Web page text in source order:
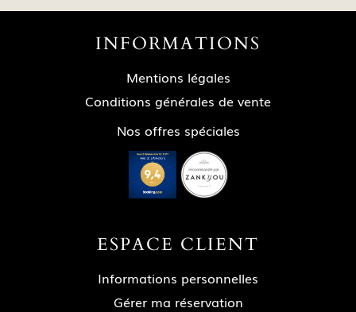
INFORMATIONS
Mentions légales
Conditions générales de vente
Nos offres spéciales
ESPACE CLIENT
Informations personnelles
Gérer ma réservation